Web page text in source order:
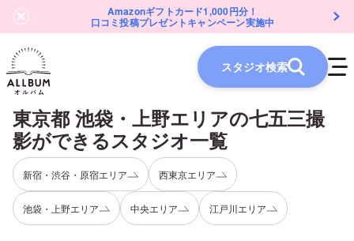
Amazonギフトカード1,000円分！
口コミ投稿プレゼントキャンペーン実施中
スタジオ検索
東京都 池袋・上野エリアの七五三撮
影ができるスタジオ一覧
新宿・渋谷・原宿エリア 西東京エリア
池袋・上野エリア 中央エリア 江戸川エリア